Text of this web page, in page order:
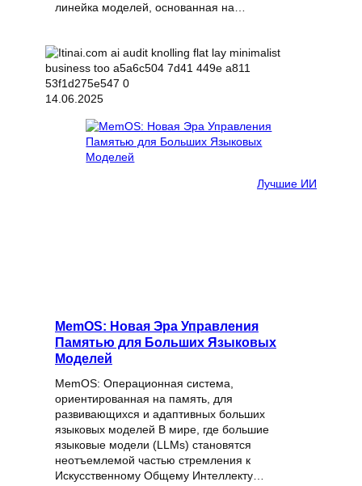
линейка моделей, основанная на…
14.06.2025
Лучшие ИИ
MemOS: Новая Эра Управления
Памятью для Больших Языковых
Моделей
MemOS: Операционная система,
ориентированная на память, для
развивающихся и адаптивных больших
языковых моделей В мире, где большие
языковые модели (LLMs) становятся
неотъемлемой частью стремления к
Искусственному Общему Интеллекту…